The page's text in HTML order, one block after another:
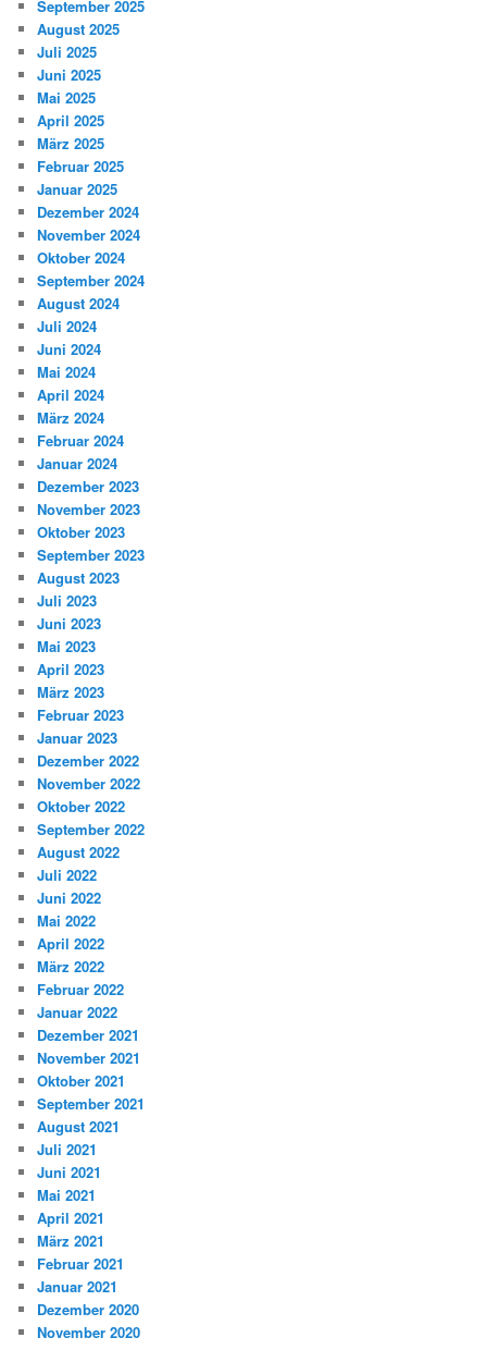
September 2025
August 2025
Juli 2025
Juni 2025
Mai 2025
April 2025
März 2025
Februar 2025
Januar 2025
Dezember 2024
November 2024
Oktober 2024
September 2024
August 2024
Juli 2024
Juni 2024
Mai 2024
April 2024
März 2024
Februar 2024
Januar 2024
Dezember 2023
November 2023
Oktober 2023
September 2023
August 2023
Juli 2023
Juni 2023
Mai 2023
April 2023
März 2023
Februar 2023
Januar 2023
Dezember 2022
November 2022
Oktober 2022
September 2022
August 2022
Juli 2022
Juni 2022
Mai 2022
April 2022
März 2022
Februar 2022
Januar 2022
Dezember 2021
November 2021
Oktober 2021
September 2021
August 2021
Juli 2021
Juni 2021
Mai 2021
April 2021
März 2021
Februar 2021
Januar 2021
Dezember 2020
November 2020